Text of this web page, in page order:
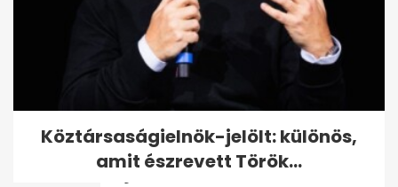
98 éves Benedek Gábor, a
legidősebb magyar olimpiai
bajnok - volt,...
Köztársaságielnök-jelölt: különös,
amit észrevett Török...